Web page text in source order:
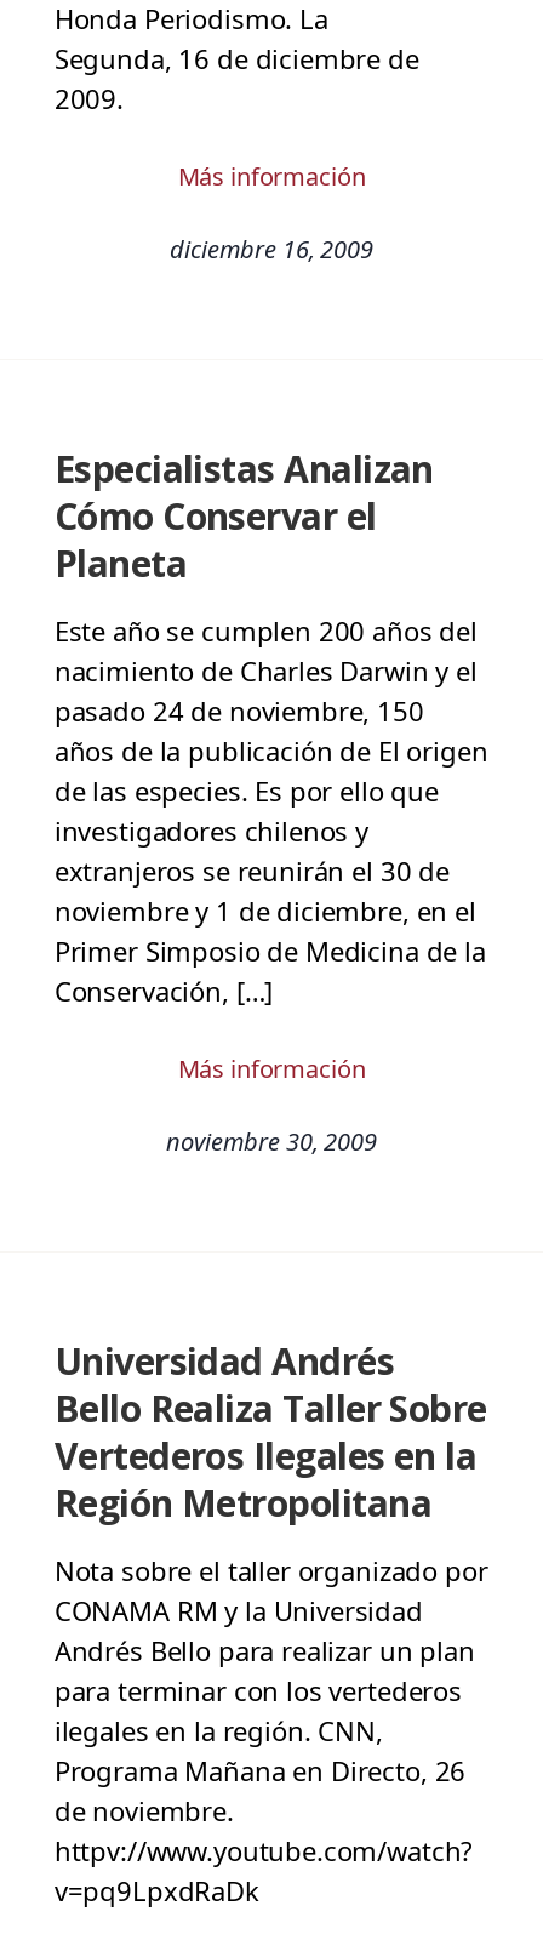
Honda Periodismo. La
Segunda, 16 de diciembre de
2009.
Más información
diciembre 16, 2009
Especialistas Analizan
Cómo Conservar el
Planeta
Este año se cumplen 200 años del
nacimiento de Charles Darwin y el
pasado 24 de noviembre, 150
años de la publicación de El origen
de las especies. Es por ello que
investigadores chilenos y
extranjeros se reunirán el 30 de
noviembre y 1 de diciembre, en el
Primer Simposio de Medicina de la
Conservación, […]
Más información
noviembre 30, 2009
Universidad Andrés
Bello Realiza Taller Sobre
Vertederos Ilegales en la
Región Metropolitana
Nota sobre el taller organizado por
CONAMA RM y la Universidad
Andrés Bello para realizar un plan
para terminar con los vertederos
ilegales en la región. CNN,
Programa Mañana en Directo, 26
de noviembre.
httpv://www.youtube.com/watch?
v=pq9LpxdRaDk